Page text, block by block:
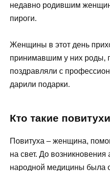
недавно родившим
пироги.
Женщины в этот день
принимавшим у них роды,
поздравляли с
дарили подарки.
Кто такие
Повитуха – женщина,
на свет. До возникновения
народной медицины была